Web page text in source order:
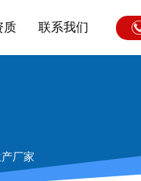
质 联系我们
厂家